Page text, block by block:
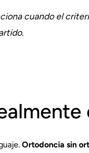
cuando el
Ortodoncia sin